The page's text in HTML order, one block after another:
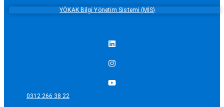
YÖKAK Bilgi Yönetim Sistemi (MİS)
0312 266 38 22